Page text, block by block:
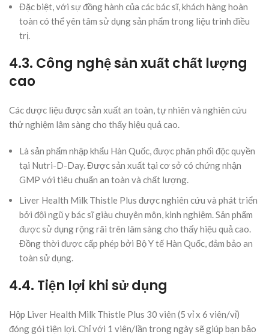
Đặc biệt, với sự đồng hành của các bác sĩ, khách hàng hoàn
toàn có thể yên tâm sử dụng sản phẩm trong liệu trình điều
trị.
4.3. Công nghệ sản xuất chất lượng
cao
Các dược liệu được sản xuất an toàn, tự nhiên và nghiên cứu
thử nghiệm lâm sàng cho thấy hiệu quả cao.
Là sản phẩm nhập khẩu Hàn Quốc, được phân phối độc quyền
tại Nutri-D-Day. Được sản xuất tại cơ sở có chứng nhận
GMP với tiêu chuẩn an toàn và chất lượng.
Liver Health Milk Thistle Plus được nghiên cứu và phát triển
bởi đội ngũ y bác sĩ giàu chuyên môn, kinh nghiệm. Sản phẩm
được sử dụng rộng rãi trên lâm sàng cho thấy hiệu quả cao.
Đồng thời được cấp phép bởi Bộ Y tế Hàn Quốc, đảm bảo an
toàn sử dụng.
4.4. Tiện lợi khi sử dụng
Hộp Liver Health Milk Thistle Plus 30 viên (5 vỉ x 6 viên/vỉ)
đóng gói tiện lợi. Chỉ với 1 viên/lần trong ngày sẽ giúp bạn bảo